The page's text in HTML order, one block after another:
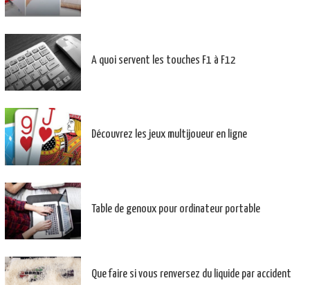
A quoi servent les touches F1 à F12
Découvrez les jeux multijoueur en ligne
Table de genoux pour ordinateur portable
Que faire si vous renversez du liquide par accident